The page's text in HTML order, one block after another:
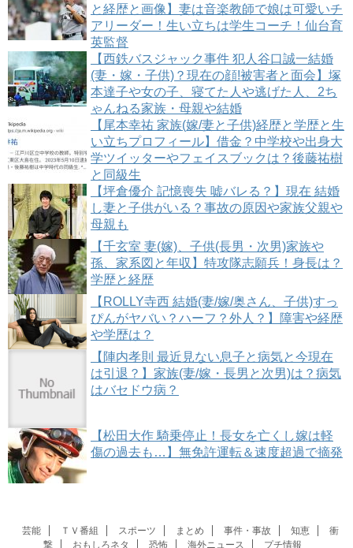
と経歴と画像】妻は音楽教師で娘は可愛いチ
アリーダー！生い立ちは学生コーチ！仙台育
英監督
【西鉄バスジャック事件 犯人谷口誠一結婚
(妻・嫁・子供)？現在の顔!被害者と面会】塚
本達子や女の子、寝てた人や逃げた人、2ち
ゃんねる家族・母親や結婚
【尾本幸祐 家族(嫁/妻と子供)経歴と学歴と生
い立ちプロフィール】借金？中学校や出身大
学ツイッターやフェイスブックは？後藤祐樹
と同級生
【坪倉優介 記憶喪失 嘘バレる？】現在 結婚
し妻と子供がいる？事故の原因や家族父親や
母親も
【千玄室 妻(嫁)、子供(長男・次男)家族や
孫、家系図と年収】特攻隊志願兵！身長は？
学歴と経歴
【ROLLY寺西 結婚(妻/嫁/奥さん、子供)すっ
ぴんがヤバい？ハーフ？外人？】障害や経歴
や学歴は？
【陣内孝則 最近見ない息子と病気と今現在
は引退？】家族(妻/嫁・長男と次男)は？病気
はバセドウ病？
【松田大作 騎乗停止！長女を亡くし嫁は軽
傷の過去も…】無免許運転＆速度超過で摘発
芸能 ＴＶ番組 スポーツ まとめ 事件・事故 知恵
衝
撃
おもしろネタ 恐怖 海外ニュース プチ情報